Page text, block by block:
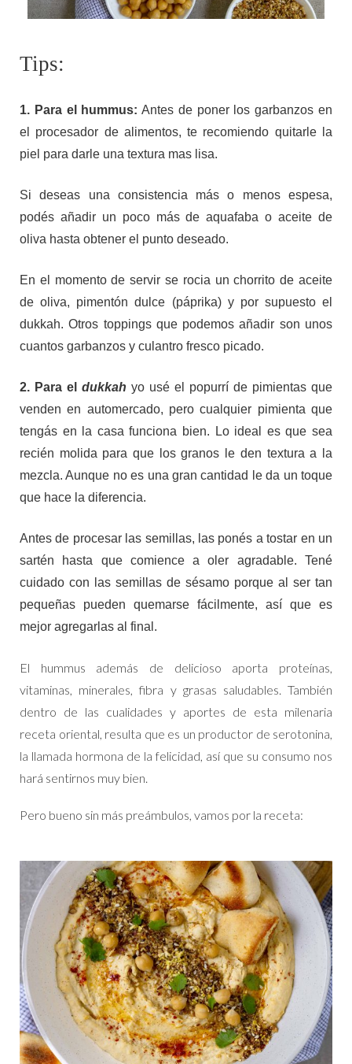
Tips:
1. Para el hummus: Antes de poner los garbanzos en
el procesador de alimentos, te recomiendo quitarle la
piel para darle una textura mas lisa.
Si deseas una consistencia más o menos espesa,
podés añadir un poco más de aquafaba o aceite de
oliva hasta obtener el punto deseado.
En el momento de servir se rocia un chorrito de aceite
de oliva, pimentón dulce (páprika) y por supuesto el
dukkah. Otros toppings que podemos añadir son unos
cuantos garbanzos y culantro fresco picado.
2. Para el dukkah yo usé el popurrí de pimientas que
venden en automercado, pero cualquier pimienta que
tengás en la casa funciona bien. Lo ideal es que sea
recién molida para que los granos le den textura a la
mezcla. Aunque no es una gran cantidad le da un toque
que hace la diferencia.
Antes de procesar las semillas, las ponés a tostar en un
sartén hasta que comience a oler agradable. Tené
cuidado con las semillas de sésamo porque al ser tan
pequeñas pueden quemarse fácilmente, así que es
mejor agregarlas al final.
El hummus además de delicioso aporta proteínas,
vitaminas, minerales, fibra y grasas saludables. También
dentro de las cualidades y aportes de esta milenaria
receta oriental, resulta que es un productor de serotonina,
la llamada hormona de la felicidad, así que su consumo nos
hará sentirnos muy bien.
Pero bueno sin más preámbulos, vamos por la receta: